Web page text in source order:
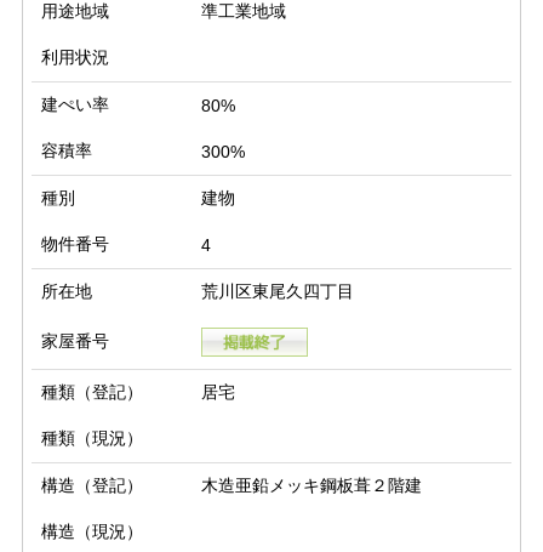
用途地域 準工業地域
利用状況
建ぺい率 80%
容積率 300%
種別 建物
物件番号 4
所在地 荒川区東尾久四丁目
家屋番号
種類（登記） 居宅
種類（現況）
構造（登記） 木造亜鉛メッキ鋼板葺２階建
構造（現況）